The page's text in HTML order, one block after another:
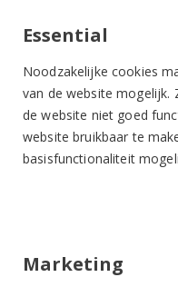
de
afbeeldingen-
de
afbeeldingen-
Essential
Noodzakelijke cookies
van de website mogelijk.
de website niet goed
website bruikbaar te
basisfunctionaliteit
Marketing